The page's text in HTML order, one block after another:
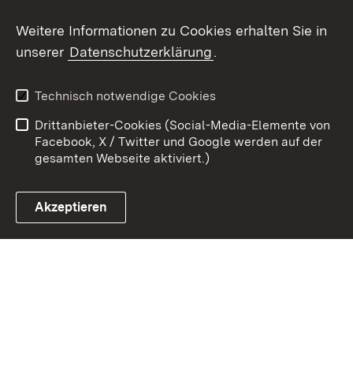
Link zum Landesportal
Barrierefreiheit
Benutzungshinweise
Impressum
Cookies
Weitere Informationen zu Cookies erhalten Sie in
unserer Datenschutzerklärung.
Technisch notwendige Cookies
Drittanbieter-Cookies (Social-Media-Elemente von
Facebook, X / Twitter und Google werden auf der
gesamten Webseite aktiviert.)
Akzeptieren